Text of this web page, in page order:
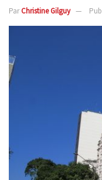
ParChristine Gilguy